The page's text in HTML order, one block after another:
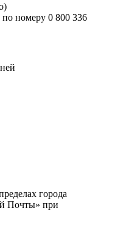
по номеру 0 800 336
города
Почты» при